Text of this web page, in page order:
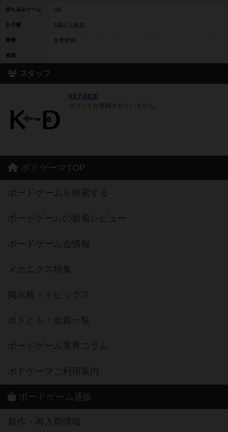
持ち込みゲーム OK
お子様 3歳以上推奨
禁煙 全席禁煙
相席
スタッフ
KEY-DICE
コメントが登録されていません。
ボドゲーマTOP
ボードゲームを検索する
ボードゲームの新着レビュー
ボードゲーム会情報
メカニクス特集
掲示板・トピックス
ボドとも・会員一覧
ボードゲーム業界コラム
ボドゲーマご利用案内
ボードゲーム通販
新作・再入荷情報